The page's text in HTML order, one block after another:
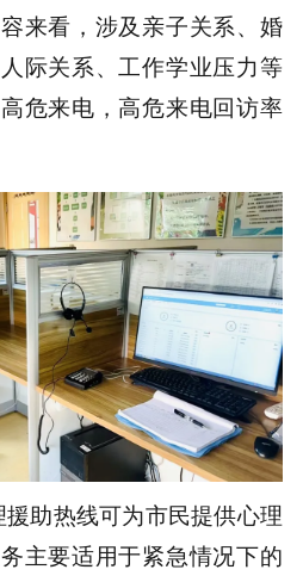
来看，涉及亲子关系、婚
际关系、工作学业压力等
危来电，高危来电回访率
援助热线可为市民提供心理
主要适用于紧急情况下的